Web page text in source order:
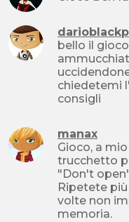
bello il
chiedetemi
consigli
manax
Gioco, a
trucchetto
"Don't
Ripetete
volte non
memoria.